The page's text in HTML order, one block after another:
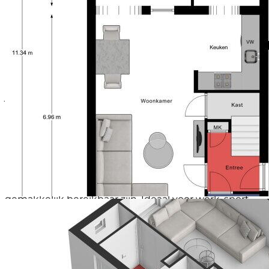
te grazen met het bos als prachtig decor op de
achtergrond. Het is de ideale plek voor een frisse
ochtendwandeling, een rondje met de hond of een
stukje hardlopen in de natuur. Je wandelt er zo
naartoe zonder oversteken, zonder drukte, gewoon
vanuit je voordeur. Toch is ook het dorpshart dichtbij.
Binnen enkele minuten sta je bij de kleine
supermarkt, het dorpscafé of de basisschool. Alles wat
je dagelijks nodig hebt ligt letterlijk om de hoek. Voor
de grotere wekelijkse boodschappen kun je terecht
in het nabijgelegen Meijel of Liessel waar je een ruim
aanbod aan winkels vindt. Ook aan gezinnen met
opgroeiende kinderen is gedacht: er bevinden zich
diverse middelbare scholen op ongeveer een half uur
fietsen. En moet je de snelweg op? Binnen een paar
minuten rijd je de A67 op waardoor steden als
Eindhoven, Venlo en zelfs Duitsland snel en
gemakkelijk bereikbaar zijn. Ideaal voor werk, sport,
studie en uitstapjes.
LATEN WE OP DE BEGANE GROND GAAN BEGINNEN
Je parkeert de auto gemakkelijk op de eigen oprit
onder de carport en loopt vervolgens naar de
Aangebouwde stenen garage
Voorzieningen (garage) Vliering en stromend
Soort parkeergelegenheid